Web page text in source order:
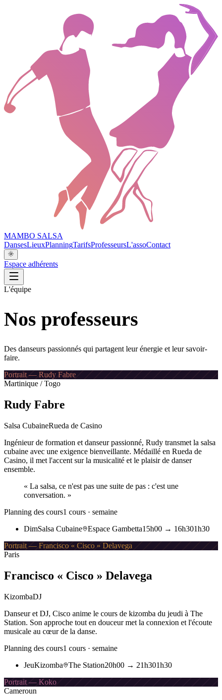
MAMBO SALSA
DansesLieuxPlanningTarifsProfesseursL'assoContact
Espace adhérents
L'équipe
Nos professeurs
Des danseurs passionnés qui partagent leur énergie et leur savoir-
faire.
Portrait — Rudy Fabre
Martinique / Togo
Rudy Fabre
Salsa CubaineRueda de Casino
Ingénieur de formation et danseur passionné, Rudy transmet la salsa
cubaine avec une exigence bienveillante. Médaillé en Rueda de
Casino, il met l'accent sur la musicalité et le plaisir de danser
ensemble.
« La salsa, ce n'est pas une suite de pas : c'est une
conversation. »
Planning des cours1 cours · semaine
DimSalsa Cubaine Espace Gambetta15h00 → 16h301h30
Portrait — Francisco « Cisco » Delavega
Paris
Francisco « Cisco » Delavega
KizombaDJ
Danseur et DJ, Cisco anime le cours de kizomba du jeudi à The
Station. Son approche tout en douceur met la connexion et l'écoute
musicale au cœur de la danse.
Planning des cours1 cours · semaine
JeuKizomba The Station20h00 → 21h301h30
Portrait — Koko
Cameroun